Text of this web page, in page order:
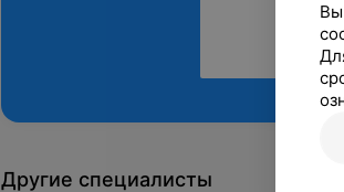
Другие специалисты
Вы